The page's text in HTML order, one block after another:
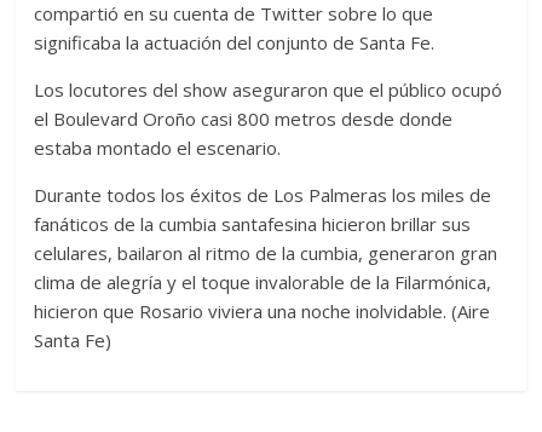
compartió en su cuenta de Twitter sobre lo que
significaba la actuación del conjunto de Santa Fe.
Los locutores del show aseguraron que el público ocupó
el Boulevard Oroño casi 800 metros desde donde
estaba montado el escenario.
Durante todos los éxitos de Los Palmeras los miles de
fanáticos de la cumbia santafesina hicieron brillar sus
celulares, bailaron al ritmo de la cumbia, generaron gran
clima de alegría y el toque invalorable de la Filarmónica,
hicieron que Rosario viviera una noche inolvidable. (Aire
Santa Fe)